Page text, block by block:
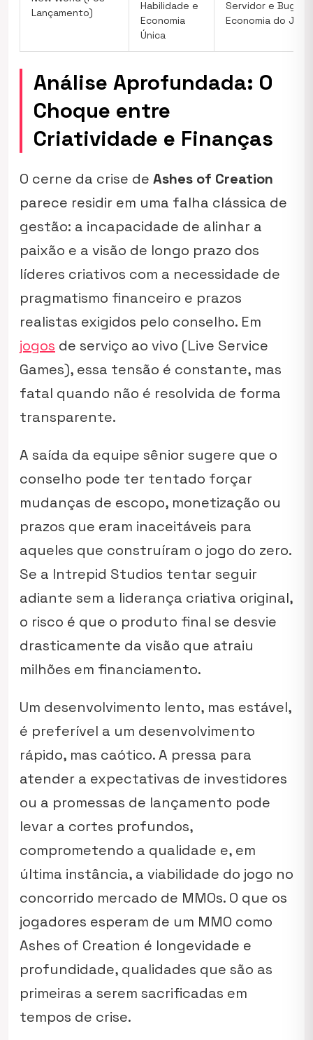
Lançamento)
Habilidade e
Economia
Única
Servidor e Bugs
Economia do Jogo
Análise Aprofundada: O
Choque entre
Criatividade e Finanças
O cerne da crise de Ashes of Creation
parece residir em uma falha clássica de
gestão: a incapacidade de alinhar a
paixão e a visão de longo prazo dos
líderes criativos com a necessidade de
pragmatismo financeiro e prazos
realistas exigidos pelo conselho. Em
jogos de serviço ao vivo (Live Service
Games), essa tensão é constante, mas
fatal quando não é resolvida de forma
transparente.
A saída da equipe sênior sugere que o
conselho pode ter tentado forçar
mudanças de escopo, monetização ou
prazos que eram inaceitáveis para
aqueles que construíram o jogo do zero.
Se a Intrepid Studios tentar seguir
adiante sem a liderança criativa original,
o risco é que o produto final se desvie
drasticamente da visão que atraiu
milhões em financiamento.
Um desenvolvimento lento, mas estável,
é preferível a um desenvolvimento
rápido, mas caótico. A pressa para
atender a expectativas de investidores
ou a promessas de lançamento pode
levar a cortes profundos,
comprometendo a qualidade e, em
última instância, a viabilidade do jogo no
concorrido mercado de MMOs. O que os
jogadores esperam de um MMO como
Ashes of Creation é longevidade e
profundidade, qualidades que são as
primeiras a serem sacrificadas em
tempos de crise.